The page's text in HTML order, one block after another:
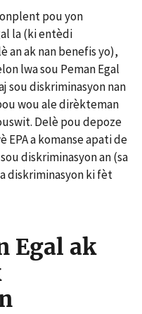
pou yon
la (ki entèdi
an ak nan benefis yo),
lwa sou Peman Egal
sou diskriminasyon nan
wou ale dirèkteman
Delè pou depoze
EPA a komanse apati de
diskriminasyon an (sa
diskriminasyon ki fèt
Egal ak